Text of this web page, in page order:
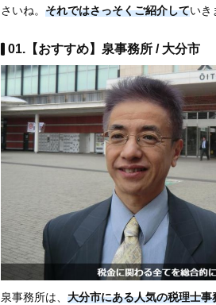
さいね。 それではさっそくご紹介していき
01.【おすすめ】泉事務所 / 大分市
泉事務所は、 大分市にある人気の税理士事